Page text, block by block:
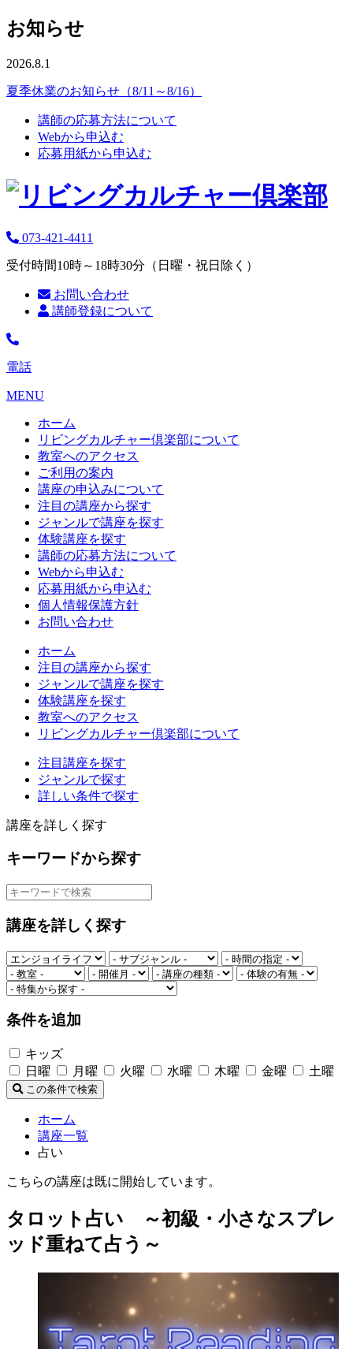
お知らせ
2026.8.1
夏季休業のお知らせ（8/11～8/16）
講師の応募方法について
Webから申込む
応募用紙から申込む
073-421-4411
受付時間10時～18時30分（日曜・祝日除く）
お問い合わせ
講師登録について
電話
MENU
ホーム
リビングカルチャー倶楽部について
教室へのアクセス
ご利用の案内
講座の申込みについて
注目の講座から探す
ジャンルで講座を探す
体験講座を探す
講師の応募方法について
Webから申込む
応募用紙から申込む
個人情報保護方針
お問い合わせ
ホーム
注目の講座から探す
ジャンルで講座を探す
体験講座を探す
教室へのアクセス
リビングカルチャー倶楽部について
注目講座を探す
ジャンルで探す
詳しい条件で探す
講座を詳しく探す
キーワードから探す
講座を詳しく探す
条件を追加
キッズ
日曜
月曜 火曜 水曜 木曜 金曜 土曜
この条件で検索
ホーム
講座一覧
占い
こちらの講座は既に開始しています。
タロット占い ～初級・小さなスプレ
ッド重ねて占う～